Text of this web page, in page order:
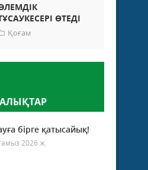
ӨТЕДІ
Қоғам
бірге қатысайық!
2026 ж.